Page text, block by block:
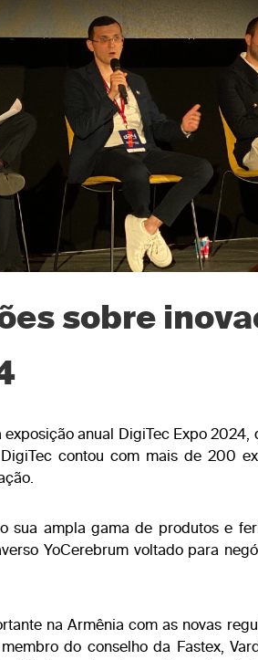
sobre
anual DigiTec Expo
contou com mais de 200
ampla gama de produtos e
YoCerebrum voltado para
na Armênia com as novas
do conselho da Fastex,